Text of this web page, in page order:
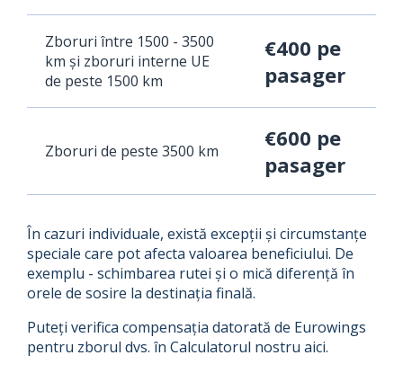
Zboruri între 1500 - 3500
km și zboruri interne UE
de peste 1500 km
€400 pe
pasager
Zboruri de peste 3500 km
€600 pe
pasager
În cazuri individuale, există excepții și circumstanțe
speciale care pot afecta valoarea beneficiului. De
exemplu - schimbarea rutei și o mică diferență în
orele de sosire la destinația finală.
Puteți verifica compensația datorată de Eurowings
pentru zborul dvs. în Calculatorul nostru aici.